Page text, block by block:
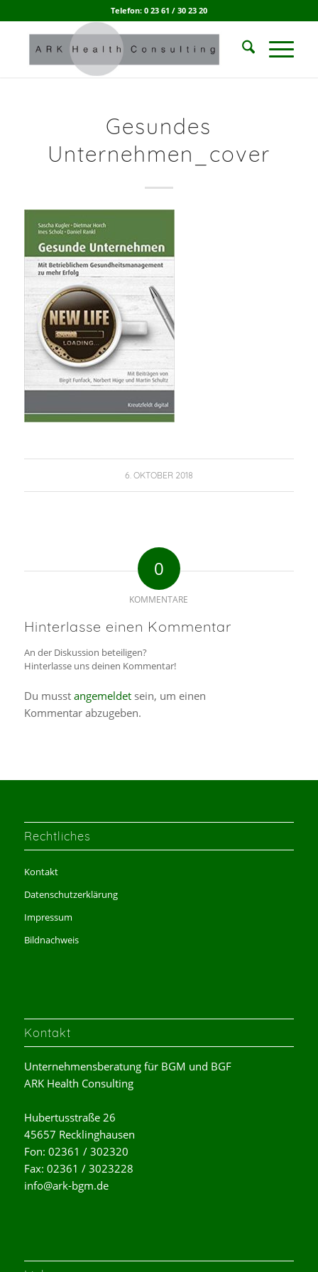
Telefon: 0 23 61 / 30 23 20
Gesundes
Unternehmen_cover
6. OKTOBER 2018
0
KOMMENTARE
Hinterlasse einen Kommentar
An der Diskussion beteiligen?
Hinterlasse uns deinen Kommentar!
Du musst angemeldetsein, um einen
Kommentar abzugeben.
Rechtliches
Kontakt
Datenschutzerklärung
Impressum
Bildnachweis
Kontakt
Unternehmensberatung für BGM und BGF
ARK Health Consulting
Hubertusstraße 26
45657 Recklinghausen
Fon: 02361 / 302320
Fax: 02361 / 3023228
info@ark-bgm.de